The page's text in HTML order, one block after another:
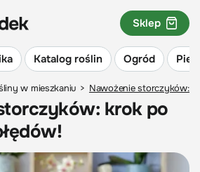
Katalog roślin Ogród
Sklep
w mieszkaniu > Nawożenie storczyków:
krok po